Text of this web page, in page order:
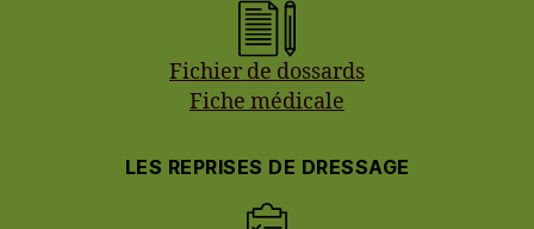
Fichier de dossards
Fiche médicale
LES REPRISES DE DRESSAGE